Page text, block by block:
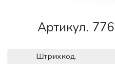
Артикул.
Штрихкод.